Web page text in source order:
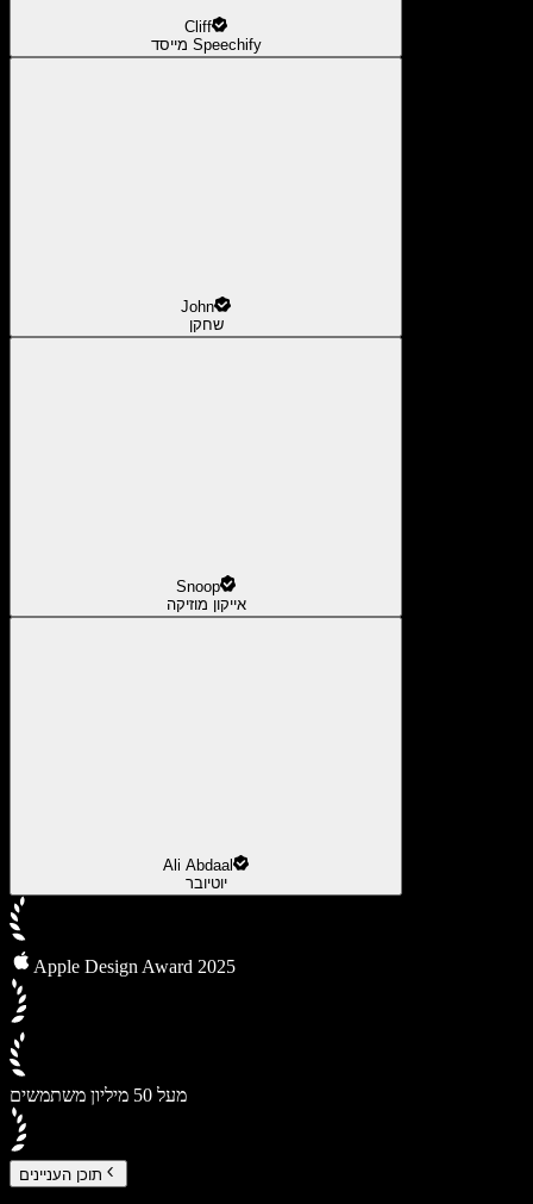
Cliff
מייסד Speechify
John
שחקן
Snoop
אייקון מוזיקה
Ali Abdaal
יוטיובר
Apple Design Award 2025
מעל 50 מיליון משתמשים
תוכן העניינים